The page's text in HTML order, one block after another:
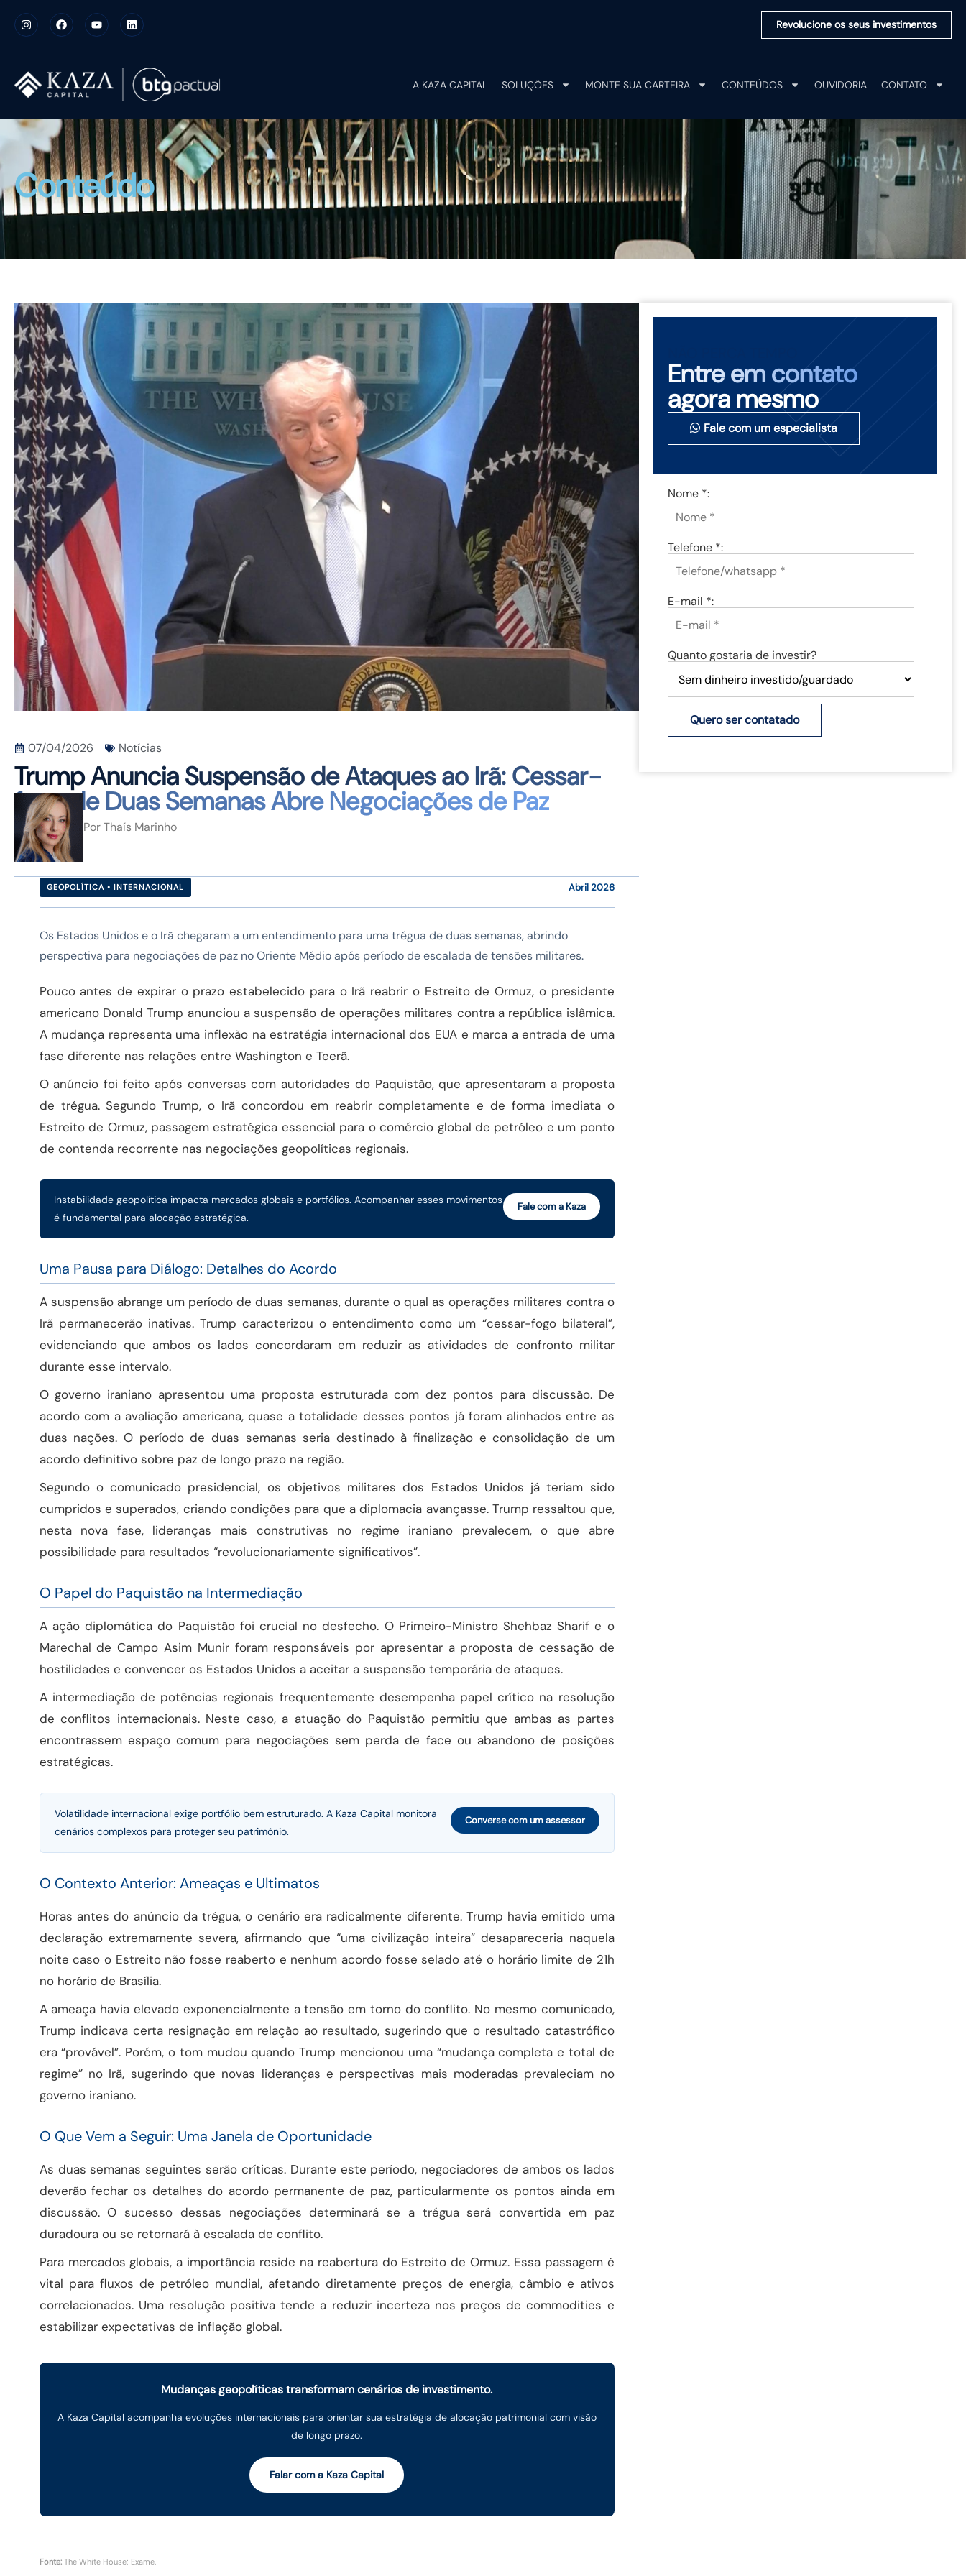
Revolucione os seus investimentos
A KAZA CAPITAL SOLUÇÕES MONTE SUA CARTEIRA CONTEÚDOS OUVIDORIA CONTATO
Conteúdo
07/04/2026 Notícias
Trump Anuncia Suspensão de Ataques ao Irã: Cessar-
fogo de Duas Semanas Abre Negociações de Paz
PorThaís Marinho
GEOPOLÍTICA • INTERNACIONAL Abril 2026
Os Estados Unidos e o Irã chegaram a um entendimento para uma trégua de duas semanas, abrindo
perspectiva para negociações de paz no Oriente Médio após período de escalada de tensões militares.
Pouco antes de expirar o prazo estabelecido para o Irã reabrir o Estreito de Ormuz, o presidente
americano Donald Trump anunciou a suspensão de operações militares contra a república islâmica.
A mudança representa uma inflexão na estratégia internacional dos EUA e marca a entrada de uma
fase diferente nas relações entre Washington e Teerã.
O anúncio foi feito após conversas com autoridades do Paquistão, que apresentaram a proposta
de trégua. Segundo Trump, o Irã concordou em reabrir completamente e de forma imediata o
Estreito de Ormuz, passagem estratégica essencial para o comércio global de petróleo e um ponto
de contenda recorrente nas negociações geopolíticas regionais.
Instabilidade geopolítica impacta mercados globais e portfólios. Acompanhar esses movimentos
é fundamental para alocação estratégica.
Fale com a Kaza
Uma Pausa para Diálogo: Detalhes do Acordo
A suspensão abrange um período de duas semanas, durante o qual as operações militares contra o
Irã permanecerão inativas. Trump caracterizou o entendimento como um “cessar-fogo bilateral”,
evidenciando que ambos os lados concordaram em reduzir as atividades de confronto militar
durante esse intervalo.
O governo iraniano apresentou uma proposta estruturada com dez pontos para discussão. De
acordo com a avaliação americana, quase a totalidade desses pontos já foram alinhados entre as
duas nações. O período de duas semanas seria destinado à finalização e consolidação de um
acordo definitivo sobre paz de longo prazo na região.
Segundo o comunicado presidencial, os objetivos militares dos Estados Unidos já teriam sido
cumpridos e superados, criando condições para que a diplomacia avançasse. Trump ressaltou que,
nesta nova fase, lideranças mais construtivas no regime iraniano prevalecem, o que abre
possibilidade para resultados “revolucionariamente significativos”.
O Papel do Paquistão na Intermediação
A ação diplomática do Paquistão foi crucial no desfecho. O Primeiro-Ministro Shehbaz Sharif e o
Marechal de Campo Asim Munir foram responsáveis por apresentar a proposta de cessação de
hostilidades e convencer os Estados Unidos a aceitar a suspensão temporária de ataques.
A intermediação de potências regionais frequentemente desempenha papel crítico na resolução
de conflitos internacionais. Neste caso, a atuação do Paquistão permitiu que ambas as partes
encontrassem espaço comum para negociações sem perda de face ou abandono de posições
estratégicas.
Volatilidade internacional exige portfólio bem estruturado. A Kaza Capital monitora
cenários complexos para proteger seu patrimônio.
Converse com um assessor
O Contexto Anterior: Ameaças e Ultimatos
Horas antes do anúncio da trégua, o cenário era radicalmente diferente. Trump havia emitido uma
declaração extremamente severa, afirmando que “uma civilização inteira” desapareceria naquela
noite caso o Estreito não fosse reaberto e nenhum acordo fosse selado até o horário limite de 21h
no horário de Brasília.
A ameaça havia elevado exponencialmente a tensão em torno do conflito. No mesmo comunicado,
Trump indicava certa resignação em relação ao resultado, sugerindo que o resultado catastrófico
era “provável”. Porém, o tom mudou quando Trump mencionou uma “mudança completa e total de
regime” no Irã, sugerindo que novas lideranças e perspectivas mais moderadas prevaleciam no
governo iraniano.
O Que Vem a Seguir: Uma Janela de Oportunidade
As duas semanas seguintes serão críticas. Durante este período, negociadores de ambos os lados
deverão fechar os detalhes do acordo permanente de paz, particularmente os pontos ainda em
discussão. O sucesso dessas negociações determinará se a trégua será convertida em paz
duradoura ou se retornará à escalada de conflito.
Para mercados globais, a importância reside na reabertura do Estreito de Ormuz. Essa passagem é
vital para fluxos de petróleo mundial, afetando diretamente preços de energia, câmbio e ativos
correlacionados. Uma resolução positiva tende a reduzir incerteza nos preços de commodities e
estabilizar expectativas de inflação global.
Mudanças geopolíticas transformam cenários de investimento.
A Kaza Capital acompanha evoluções internacionais para orientar sua estratégia de alocação patrimonial com visão
de longo prazo.
Falar com a Kaza Capital
Fonte:The White House; Exame.
Entre em contato
agora mesmo
Fale com um especialista
Nome *:
Telefone *:
E-mail *:
Quanto gostaria de investir?
Quero ser contatado